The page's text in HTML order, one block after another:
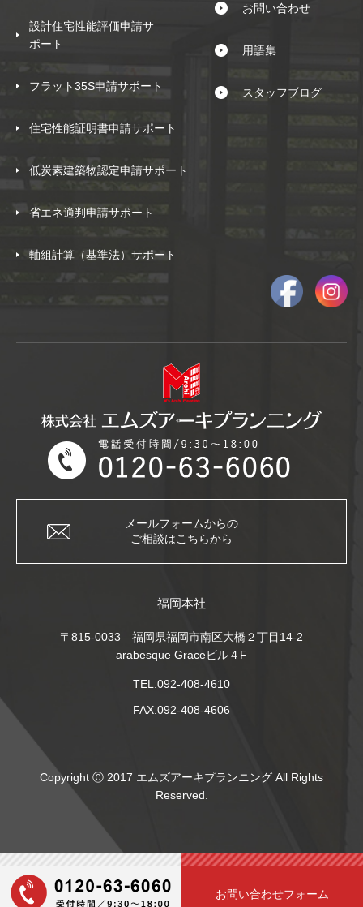
お問い合わせフォーム
設計住宅性能評価申請サ
ポート
フラット35S申請サポート
住宅性能証明書申請サポート
低炭素建築物認定申請サポート
省エネ適判申請サポート
軸組計算（基準法）サポート
お問い合わせ
用語集
スタッフブログ
メールフォームからの
ご相談はこちらから
福岡本社
〒815-0033 福岡県福岡市南区大橋２丁目14-2
arabesque Graceビル４F
TEL.092-408-4610
FAX.092-408-4606
Copyright Ⓒ 2017 エムズアーキプランニング All Rights
Reserved.